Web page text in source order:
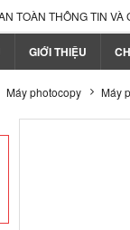
TOÀN THÔNG TIN VÀ
GIỚI THIỆU
Máy photocopy Máy